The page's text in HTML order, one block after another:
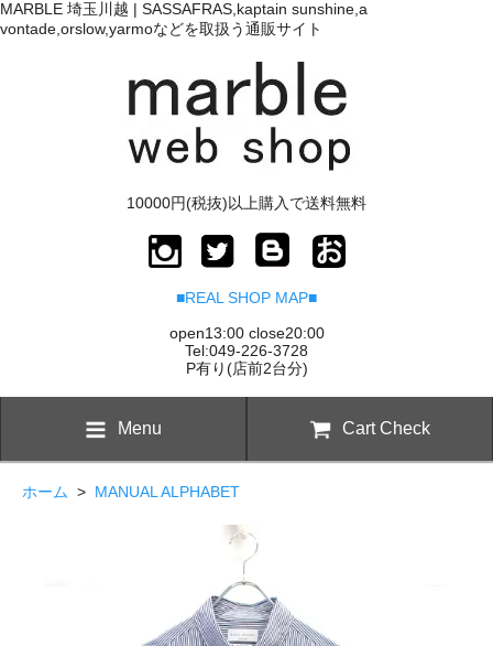
MARBLE 埼玉川越 | SASSAFRAS,kaptain sunshine,a
vontade,orslow,yarmoなどを取扱う通販サイト
10000円(税抜)以上購入で送料無料
■REAL SHOP MAP■
open13:00 close20:00
Tel:049-226-3728
P有り(店前2台分)
Menu Cart Check
ホーム > MANUAL ALPHABET